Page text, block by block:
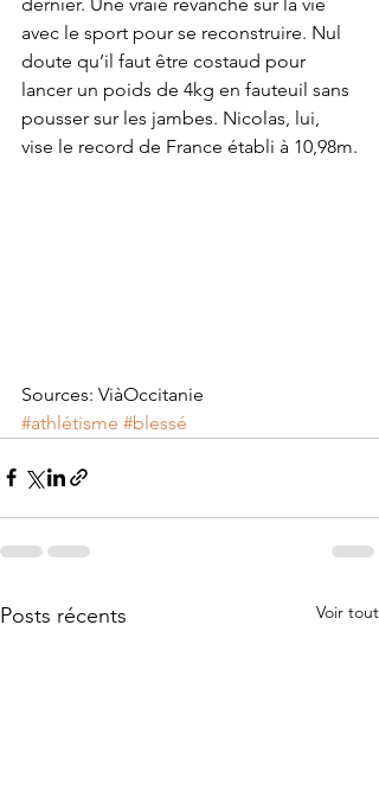
dernier. Une vraie revanche sur la vie
avec le sport pour se reconstruire. Nul
doute qu’il faut être costaud pour
lancer un poids de 4kg en fauteuil sans
pousser sur les jambes. Nicolas, lui,
vise le record de France établi à 10,98m.
Sources: ViàOccitanie
#athlétisme #blessé
Posts récents Voir tout